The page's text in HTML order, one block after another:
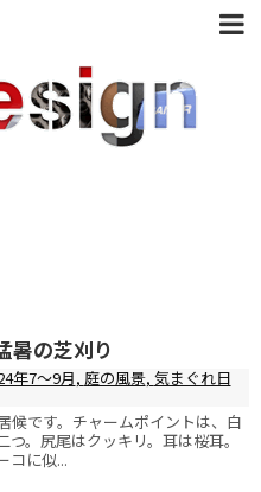
暑の芝刈り
年7〜9月, 庭の風景, 気まぐれ日
候です。チャームポイントは、白
つ。尻尾はクッキリ。耳は桜耳。
コに似...